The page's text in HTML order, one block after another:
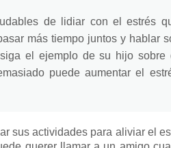
de lidiar con el estrés
más tiempo juntos y hablar
el ejemplo de su hijo sobre
puede aumentar el
sus actividades para aliviar el